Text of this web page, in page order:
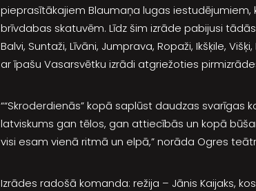
pieprasītākajiem Blaumaņa lugas iestudējumiem,
brīvdabas skatuvēm. Līdz šim izrāde pabijusi
Balvi, Suntaži, Līvāni, Jumprava, Ropaži, Ikšķile,
ar īpašu Vasarsvētku izrādi atgriežoties
““Skroderdienās” kopā saplūst daudzas
latviskums gan tēlos, gan attiecībās un kopā
visi esam vienā ritmā un elpā,” norāda Ogres
Izrādes radošā komanda: režija – Jānis Kaijaks,